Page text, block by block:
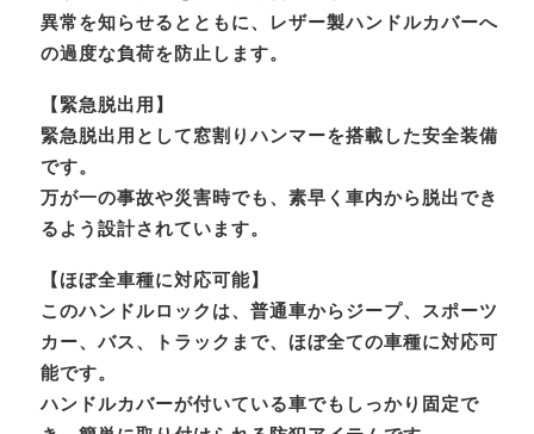
異常を知らせるとともに、レザー製ハンドルカバーへ
の過度な負荷を防止します。
【緊急脱出用】
緊急脱出用として窓割りハンマーを搭載した安全装備
です。
万が一の事故や災害時でも、素早く車内から脱出でき
るよう設計されています。
【ほぼ全車種に対応可能】
このハンドルロックは、普通車からジープ、スポーツ
カー、バス、トラックまで、ほぼ全ての車種に対応可
能です。
ハンドルカバーが付いている車でもしっかり固定で